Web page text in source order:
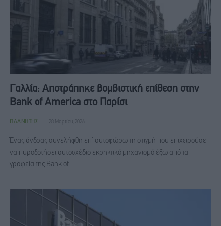
Γαλλία: Αποτράπηκε βομβιστική επίθεση στην
Bank of America στο Παρίσι
ΠΛΑΝΉΤΗΣ 28 Μαρτίου, 2026
Ένας άνδρας συνελήφθη επ’ αυτοφώρω τη στιγμή που επιχειρούσε
να πυροδοτήσει αυτοσχέδιο εκρηκτικό μηχανισμό έξω από τα
γραφεία της Bank of…